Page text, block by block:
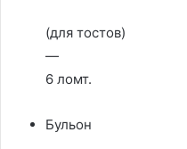
(для тостов)
—
6 ломт.
Бульон